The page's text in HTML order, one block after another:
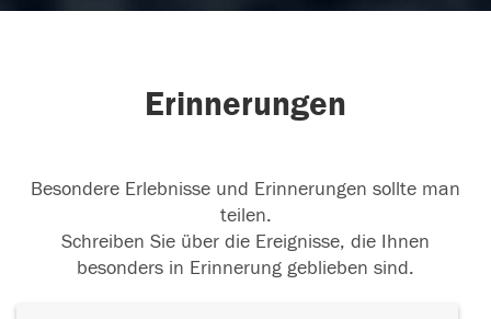
Erinnerungen
Besondere Erlebnisse und Erinnerungen sollte man
teilen.
Schreiben Sie über die Ereignisse, die Ihnen
besonders in Erinnerung geblieben sind.